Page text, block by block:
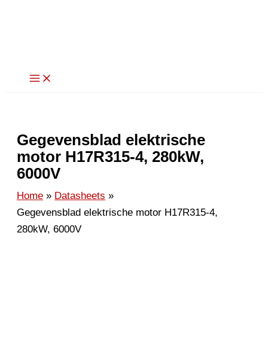
Gegevensblad elektrische
motor H17R315-4, 280kW,
6000V
Home
Datasheets
Gegevensblad elektrische motor H17R315-4,
280kW, 6000V